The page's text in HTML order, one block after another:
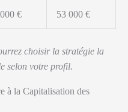
€ 53 000 €
choisir la stratégie la
selon votre profil.
à la Capitalisation des